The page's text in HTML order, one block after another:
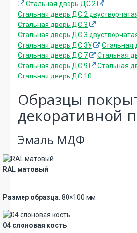
Стальная дверь ДС 2
Стальная дверь ДС 2
Стальная дверь ДС 3
Стальная дверь ДС 3
Стальная дверь ДС 3У
Стальная
Стальная дверь ДС 7
Стальная
Стальная дверь ДС 9
Стальная
Стальная дверь ДС 10
Образцы
декоративной
Эмаль МДФ
RAL матовый
Размер образца: 80×100 мм
04 слоновая кость